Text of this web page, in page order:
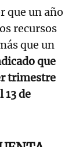
que un año
recursos
que un
que
trimestre
13 de